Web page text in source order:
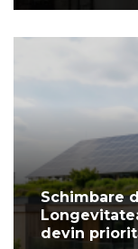
Schimbare
devin